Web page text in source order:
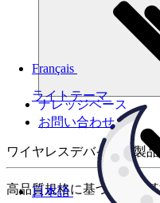
ライトテーマ
Français
日本語
ナレッジベース
お問い合わせ
ワイヤレスデバイスの製
高品質規格に基づく国際